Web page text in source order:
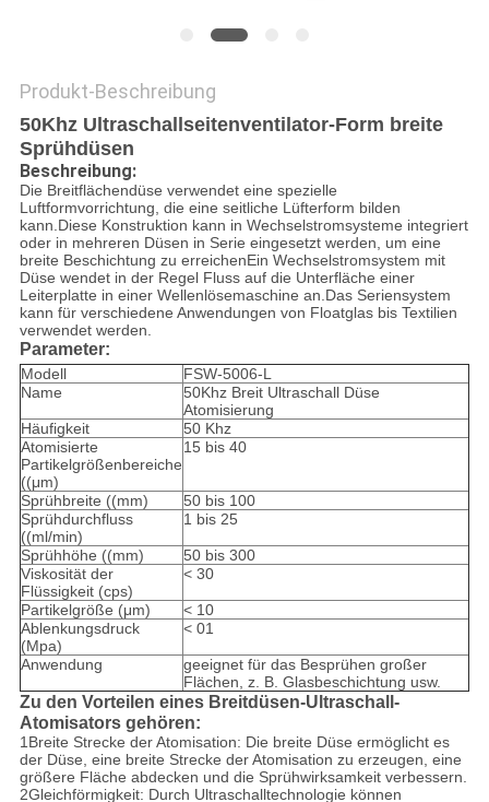
Produkt-Beschreibung
50Khz Ultraschallseitenventilator-Form breite
Sprühdüsen
Beschreibung:
Die Breitflächendüse verwendet eine spezielle
Luftformvorrichtung, die eine seitliche Lüfterform bilden
kann.Diese Konstruktion kann in Wechselstromsysteme integriert
oder in mehreren Düsen in Serie eingesetzt werden, um eine
breite Beschichtung zu erreichenEin Wechselstromsystem mit
Düse wendet in der Regel Fluss auf die Unterfläche einer
Leiterplatte in einer Wellenlösemaschine an.Das Seriensystem
kann für verschiedene Anwendungen von Floatglas bis Textilien
verwendet werden.
Parameter:
Modell
FSW-5006-L
Name
50Khz Breit Ultraschall Düse
Atomisierung
Häufigkeit
50 Khz
Atomisierte
Partikelgrößenbereiche
((μm)
15 bis 40
Sprühbreite ((mm)
50 bis 100
Sprühdurchfluss
((ml/min)
1 bis 25
Sprühhöhe ((mm)
50 bis 300
Viskosität der
Flüssigkeit (cps)
< 30
Partikelgröße (μm)
< 10
Ablenkungsdruck
(Mpa)
< 01
Anwendung
geeignet für das Besprühen großer
Flächen, z. B. Glasbeschichtung usw.
Zu den Vorteilen eines Breitdüsen-Ultraschall-
Atomisators gehören:
1Breite Strecke der Atomisation: Die breite Düse ermöglicht es
der Düse, eine breite Strecke der Atomisation zu erzeugen, eine
größere Fläche abdecken und die Sprühwirksamkeit verbessern.
2Gleichförmigkeit: Durch Ultraschalltechnologie können